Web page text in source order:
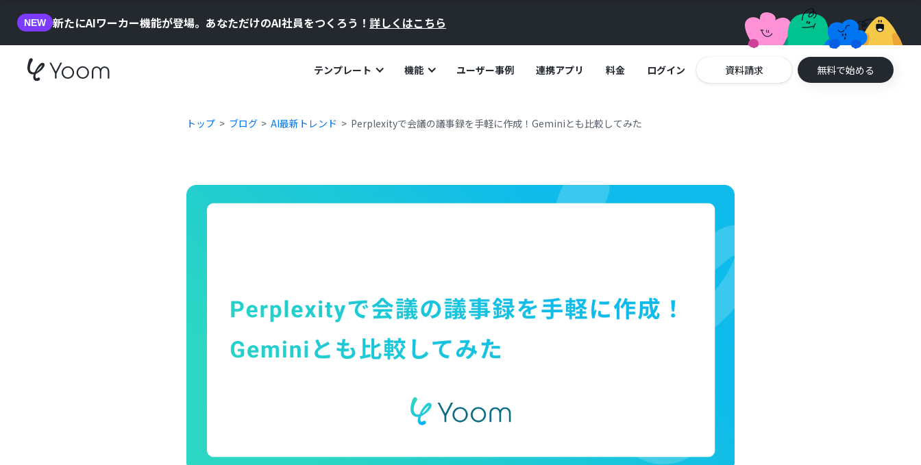
NEW 新たにAIワーカー機能が登場。あなただけのAI社員をつくろう！ 詳しくはこちら
テンプレート 機能 ユーザー事例 連携アプリ 料金 ログイン 資料請求 無料で始める
トップ ブログ AI最新トレンド Perplexityで会議の議事録を手軽に作成！Geminiとも比較してみた